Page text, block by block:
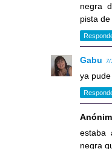
negra
pista de
Gabu 7/
ya
estaba
negra